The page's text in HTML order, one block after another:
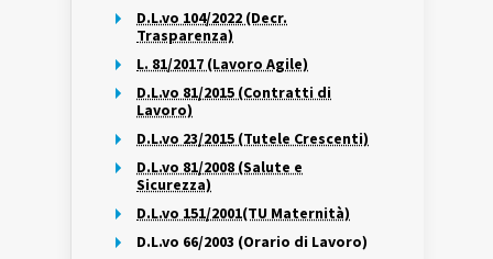
D.L.vo 104/2022 (Decr.
Trasparenza)
L. 81/2017 (Lavoro Agile)
D.L.vo 81/2015 (Contratti di
Lavoro)
D.L.vo 23/2015 (Tutele Crescenti)
D.L.vo 81/2008 (Salute e
Sicurezza)
D.L.vo 151/2001(TU Maternità)
D.L.vo 66/2003 (Orario di Lavoro)